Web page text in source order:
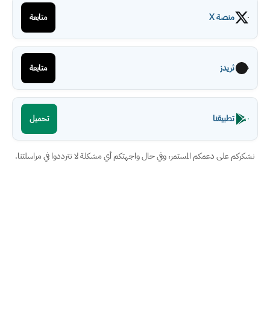
منصة X متابعة
ثريدز متابعة
تطبيقنا تحميل
نشكركم على دعمكم المستمر، وفي حال واجهتكم أي مشكلة لا تترددوا في مراسلتنا.